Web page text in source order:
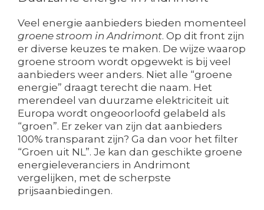
Veel energie aanbieders bieden momenteel
groene stroom in Andrimont. Op dit front zijn
er diverse keuzes te maken. De wijze waarop
groene stroom wordt opgewekt is bij veel
aanbieders weer anders. Niet alle “groene
energie” draagt terecht die naam. Het
merendeel van duurzame elektriciteit uit
Europa wordt ongeoorloofd gelabeld als
“groen”. Er zeker van zijn dat aanbieders
100% transparant zijn? Ga dan voor het filter
“Groen uit NL”. Je kan dan geschikte groene
energieleveranciers in Andrimont
vergelijken, met de scherpste
prijsaanbiedingen.